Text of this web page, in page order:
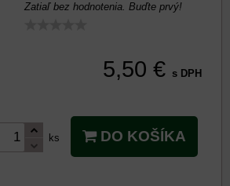
Zatiaľ bez hodnotenia. Buďte prvý!
5,50 € s DPH
ks DO KOŠÍKA